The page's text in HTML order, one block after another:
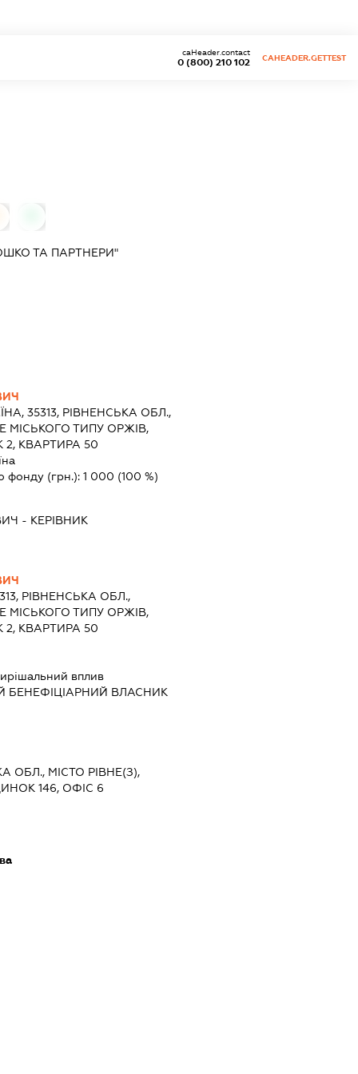
0 (800) 210 102
caHeader.contact
CAHEADER.GETTEST
ТА ПАРТНЕРИ"
35313, РІВНЕНСЬКА ОБЛ.,
МІСЬКОГО ТИПУ ОРЖІВ,
КВАРТИРА 50
фонду (грн.): 1 000 (100 %)
- КЕРІВНИК
РІВНЕНСЬКА ОБЛ.,
МІСЬКОГО ТИПУ ОРЖІВ,
КВАРТИРА 50
вплив
БЕНЕФІЦІАРНИЙ ВЛАСНИК
ОБЛ., МІСТО РІВНЕ(З),
146, ОФІС 6